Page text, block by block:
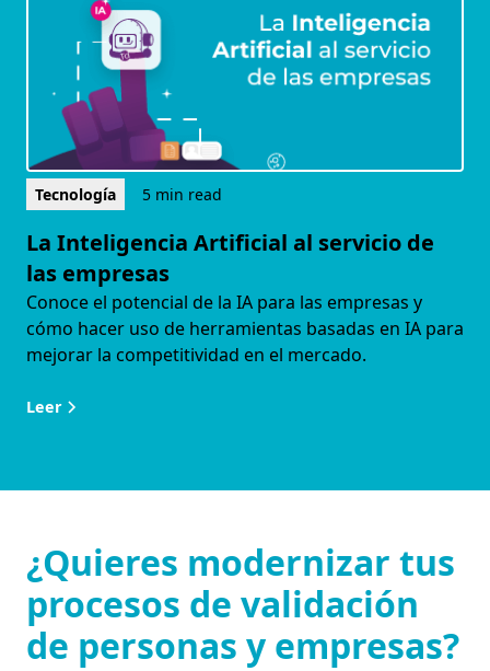
Tecnología 5 min read
La Inteligencia Artificial al servicio de
las empresas
Conoce el potencial de la IA para las empresas y
cómo hacer uso de herramientas basadas en IA para
mejorar la competitividad en el mercado.
Leer
¿Quieres modernizar tus
procesos de validación
de personas y empresas?